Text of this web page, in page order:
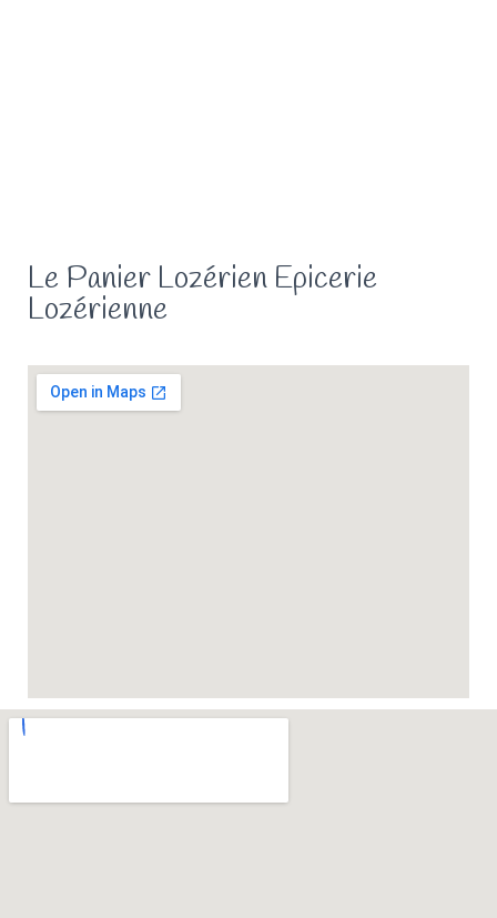
Le Panier Lozérien Epicerie
Lozérienne